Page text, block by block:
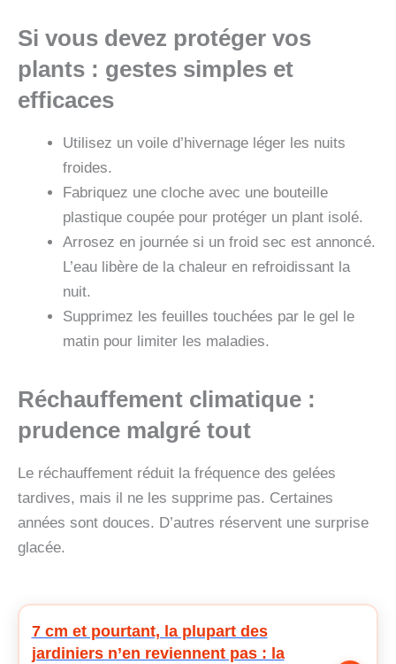
Si vous devez protéger vos
plants : gestes simples et
efficaces
Utilisez un voile d’hivernage léger les nuits
froides.
Fabriquez une cloche avec une bouteille
plastique coupée pour protéger un plant isolé.
Arrosez en journée si un froid sec est annoncé.
L’eau libère de la chaleur en refroidissant la
nuit.
Supprimez les feuilles touchées par le gel le
matin pour limiter les maladies.
Réchauffement climatique :
prudence malgré tout
Le réchauffement réduit la fréquence des gelées
tardives, mais il ne les supprime pas. Certaines
années sont douces. D’autres réservent une surprise
glacée.
7 cm et pourtant, la plupart des
jardiniers n’en reviennent pas : la